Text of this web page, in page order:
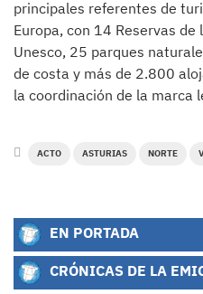
principales referentes de
Europa, con 14 Reservas
Unesco, 25 parques
de costa y más de 2.800
la coordinación de la marca
ACTO ASTURIAS NORTE
EN PORTADA
CRÓNICAS DE LA